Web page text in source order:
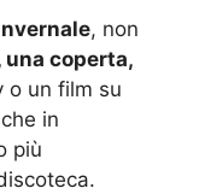
, non
una coperta,
o un film su
in
più